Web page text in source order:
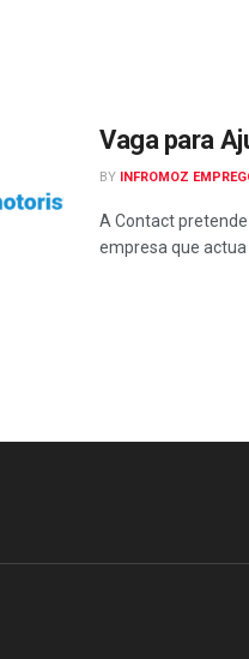
Vaga para
BY INFROMOZ
A Contact
empresa que